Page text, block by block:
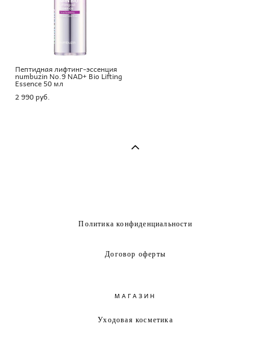
Пептидная лифтинг-эссенция
numbuzin No.9 NAD+ Bio Lifting
Essence 50 мл
2 990 pуб.
Политика конфиденциальности
Договор оферты
МАГАЗИН
Уходовая косметика